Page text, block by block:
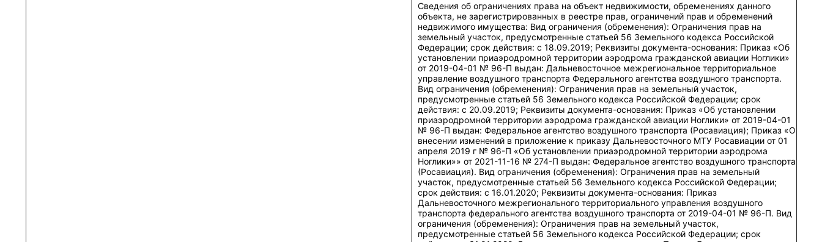
Сведения об ограничениях права на объект недвижимости, обременениях данного
объекта, не зарегистрированных в реестре прав, ограничений прав и обременений
недвижимого имущества: Вид ограничения (обременения): Ограничения прав на
земельный участок, предусмотренные статьей 56 Земельного кодекса Российской
Федерации; срок действия: c 18.09.2019; Реквизиты документа-основания: Приказ «Об
установлении приаэродромной территории аэродрома гражданской авиации Ноглики»
от 2019-04-01 № 96-П выдан: Дальневосточное межрегиональное территориальное
управление воздушного транспорта Федерального агентства воздушного транспорта.
Вид ограничения (обременения): Ограничения прав на земельный участок,
предусмотренные статьей 56 Земельного кодекса Российской Федерации; срок
действия: c 20.09.2019; Реквизиты документа-основания: Приказ «Об установлении
приаэродромной территории аэродрома гражданской авиации Ноглики» от 2019-04-01
№ 96-П выдан: Федеральное агентство воздушного транспорта (Росавиация); Приказ «О
внесении изменений в приложение к приказу Дальневосточного МТУ Росавиации от 01
апреля 2019 г № 96-П «Об установлении приаэродромной территории аэродрома
Ноглики»» от 2021-11-16 № 274-П выдан: Федеральное агентство воздушного транспорта
(Росавиация). Вид ограничения (обременения): Ограничения прав на земельный
участок, предусмотренные статьей 56 Земельного кодекса Российской Федерации;
срок действия: c 16.01.2020; Реквизиты документа-основания: Приказ
Дальневосточного межрегионального территориального управления воздушного
транспорта федерального агентства воздушного транспорта от 2019-04-01 № 96-П. Вид
ограничения (обременения): Ограничения прав на земельный участок,
предусмотренные статьей 56 Земельного кодекса Российской Федерации; срок